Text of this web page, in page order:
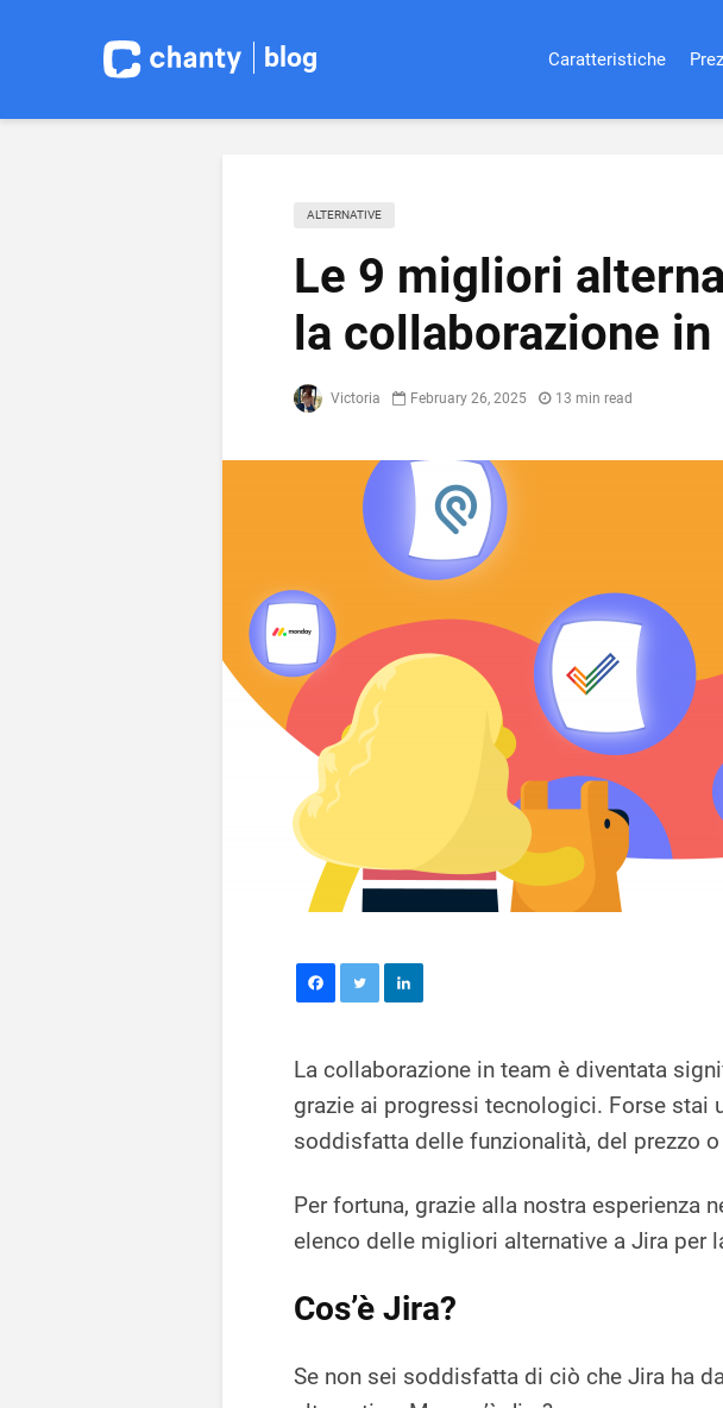
blog Caratteristiche
ALTERNATIVE
Le 9 migliori
la collaborazione
Victoria February 26, 2025 13 min read
La collaborazione in team è diventata
grazie ai progressi tecnologici. Forse stai
soddisfatta delle funzionalità, del prezzo
Per fortuna, grazie alla nostra esperienza
elenco delle migliori alternative a Jira per
Cos’è Jira?
Se non sei soddisfatta di ciò che Jira ha